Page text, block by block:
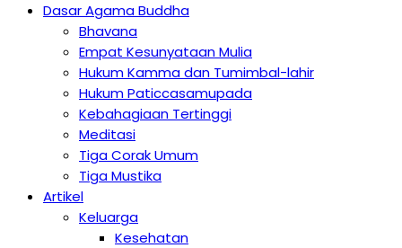
Dasar Agama Buddha
Bhavana
Empat Kesunyataan Mulia
Hukum Kamma dan Tumimbal-lahir
Hukum Paticcasamupada
Kebahagiaan Tertinggi
Meditasi
Tiga Corak Umum
Tiga Mustika
Artikel
Keluarga
Kesehatan